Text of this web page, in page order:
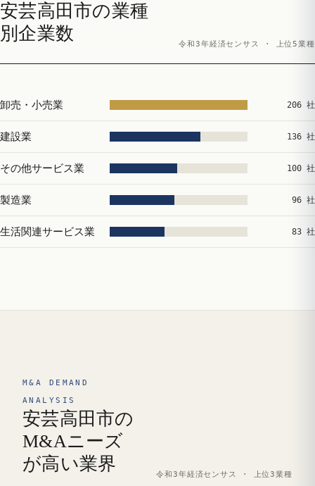
安芸高田市の業種
別企業数
令和3年経済センサス · 上位5業種
卸売・小売業 206 社
建設業 136 社
その他サービス業 100 社
製造業 96 社
生活関連サービス業 83 社
M&A DEMAND
ANALYSIS
安芸高田市の
M&Aニーズ
が高い業界
令和3年経済センサス · 上位3業種